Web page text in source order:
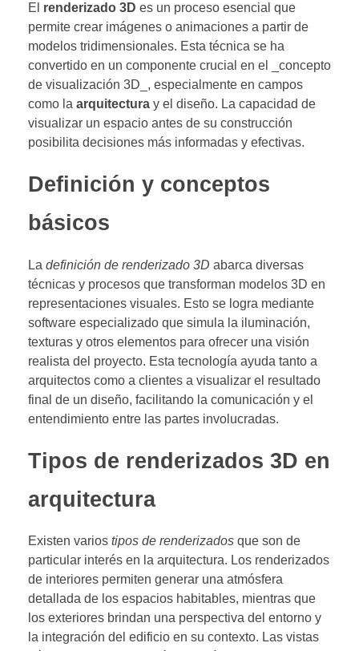
El renderizado 3D es un proceso esencial que
permite crear imágenes o animaciones a partir de
modelos tridimensionales. Esta técnica se ha
convertido en un componente crucial en el _concepto
de visualización 3D_, especialmente en campos
como la arquitectura y el diseño. La capacidad de
visualizar un espacio antes de su construcción
posibilita decisiones más informadas y efectivas.
Definición y conceptos
básicos
La definición de renderizado 3D abarca diversas
técnicas y procesos que transforman modelos 3D en
representaciones visuales. Esto se logra mediante
software especializado que simula la iluminación,
texturas y otros elementos para ofrecer una visión
realista del proyecto. Esta tecnología ayuda tanto a
arquitectos como a clientes a visualizar el resultado
final de un diseño, facilitando la comunicación y el
entendimiento entre las partes involucradas.
Tipos de renderizados 3D en
arquitectura
Existen varios tipos de renderizados que son de
particular interés en la arquitectura. Los renderizados
de interiores permiten generar una atmósfera
detallada de los espacios habitables, mientras que
los exteriores brindan una perspectiva del entorno y
la integración del edificio en su contexto. Las vistas